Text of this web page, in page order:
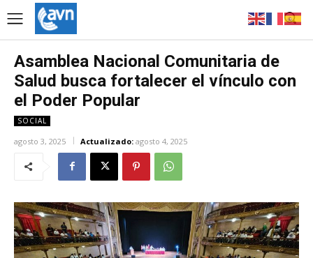
Asamblea Nacional Comunitaria de
Salud busca fortalecer el vínculo con
el Poder Popular
SOCIAL
agosto 3, 2025 Actualizado: agosto 4, 2025